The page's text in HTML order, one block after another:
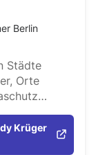
Berlin
Städte
Orte
Krüger